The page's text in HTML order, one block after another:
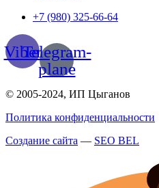
+7 (980) 325-66-64
ViberTelegram-
plane
© 2005-2024, ИП Цыганов
Политика конфиденциальности
Создание сайта — SEO BEL